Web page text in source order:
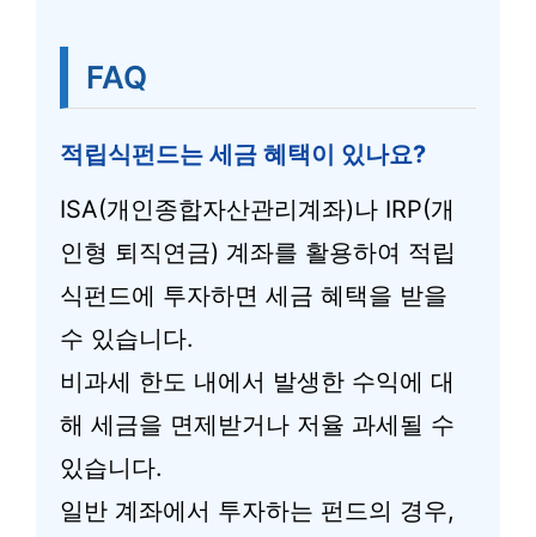
FAQ
적립식펀드는 세금 혜택이 있나요?
ISA(개인종합자산관리계좌)나 IRP(개
인형 퇴직연금) 계좌를 활용하여 적립
식펀드에 투자하면 세금 혜택을 받을
수 있습니다.
비과세 한도 내에서 발생한 수익에 대
해 세금을 면제받거나 저율 과세될 수
있습니다.
일반 계좌에서 투자하는 펀드의 경우,